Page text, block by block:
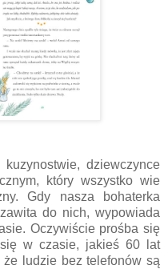
dziewczynce
który wszystko wie
Gdy nasza bohaterka
do nich, wypowiada
Oczywiście prośba się
w czasie, jakieś 60 lat
ludzie bez telefonów są